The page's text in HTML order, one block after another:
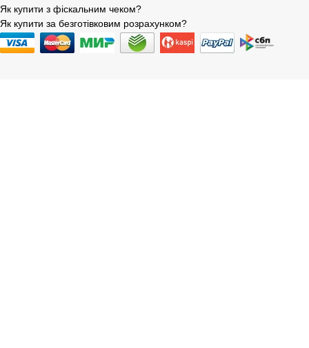
Як купити з фіскальним чеком?
Як купити за безготівковим розрахунком?